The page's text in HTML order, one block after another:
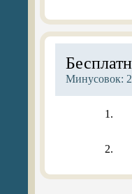
Минусовок: 2
1.
2.